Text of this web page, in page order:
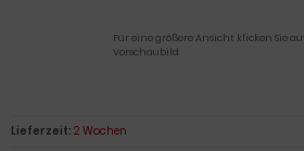
Für eine größere Ansicht klicken Sie
Vorschaubild
Lieferzeit: 2 Wochen